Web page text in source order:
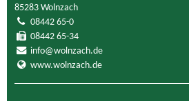
85283 Wolnzach
08442 65-0
08442 65-34
info@wolnzach.de
www.wolnzach.de